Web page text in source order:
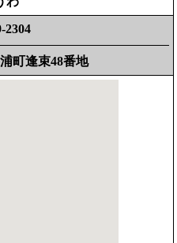
2304
町逢束48番地